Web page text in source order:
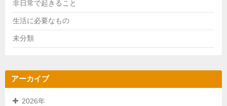
非日常で起きること
生活に必要なもの
未分類
アーカイブ
2026年